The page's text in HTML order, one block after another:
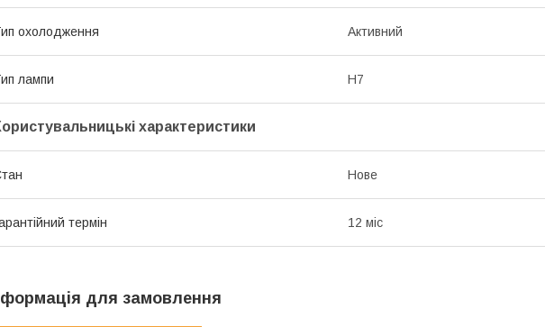
охолодження Активний
лампи H7
характеристики
Нове
термін 12 міс
для замовлення